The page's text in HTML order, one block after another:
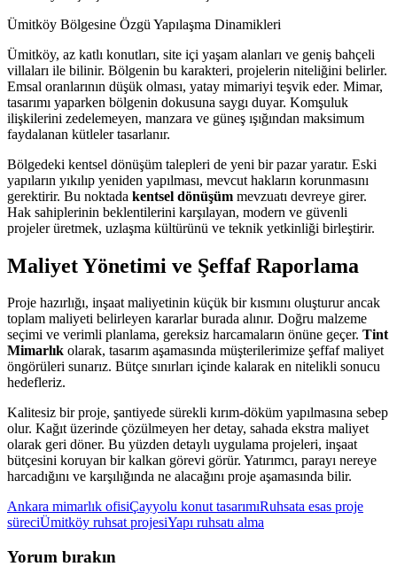
Ümitköy Bölgesine Özgü Yapılaşma Dinamikleri
Ümitköy, az katlı konutları, site içi yaşam alanları ve geniş bahçeli
villaları ile bilinir. Bölgenin bu karakteri, projelerin niteliğini belirler.
Emsal oranlarının düşük olması, yatay mimariyi teşvik eder. Mimar,
tasarımı yaparken bölgenin dokusuna saygı duyar. Komşuluk
ilişkilerini zedelemeyen, manzara ve güneş ışığından maksimum
faydalanan kütleler tasarlanır.
Bölgedeki kentsel dönüşüm talepleri de yeni bir pazar yaratır. Eski
yapıların yıkılıp yeniden yapılması, mevcut hakların korunmasını
gerektirir. Bu noktada kentsel dönüşüm mevzuatı devreye girer.
Hak sahiplerinin beklentilerini karşılayan, modern ve güvenli
projeler üretmek, uzlaşma kültürünü ve teknik yetkinliği birleştirir.
Maliyet Yönetimi ve Şeffaf Raporlama
Proje hazırlığı, inşaat maliyetinin küçük bir kısmını oluşturur ancak
toplam maliyeti belirleyen kararlar burada alınır. Doğru malzeme
seçimi ve verimli planlama, gereksiz harcamaların önüne geçer. Tint
Mimarlık olarak, tasarım aşamasında müşterilerimize şeffaf maliyet
öngörüleri sunarız. Bütçe sınırları içinde kalarak en nitelikli sonucu
hedefleriz.
Kalitesiz bir proje, şantiyede sürekli kırım-döküm yapılmasına sebep
olur. Kağıt üzerinde çözülmeyen her detay, sahada ekstra maliyet
olarak geri döner. Bu yüzden detaylı uygulama projeleri, inşaat
bütçesini koruyan bir kalkan görevi görür. Yatırımcı, parayı nereye
harcadığını ve karşılığında ne alacağını proje aşamasında bilir.
Ankara mimarlık ofisiÇayyolu konut tasarımıRuhsata esas proje
süreciÜmitköy ruhsat projesiYapı ruhsatı alma
Yorum bırakın